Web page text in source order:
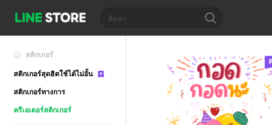
สติกเกอร์
สติกเกอร์สุดฮิตใช้ได้ไม่อั้น
สติกเกอร์ทางการ
ครีเอเตอร์สติกเกอร์